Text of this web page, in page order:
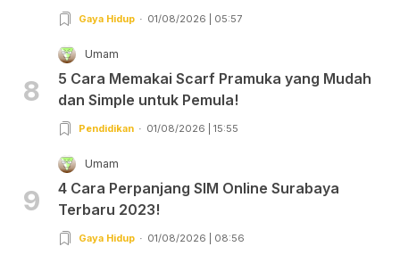
Gaya Hidup 01/08/2026 | 05:57
8
Umam
5 Cara Memakai Scarf Pramuka yang Mudah
dan Simple untuk Pemula!
Pendidikan 01/08/2026 | 15:55
9
Umam
4 Cara Perpanjang SIM Online Surabaya
Terbaru 2023!
Gaya Hidup 01/08/2026 | 08:56